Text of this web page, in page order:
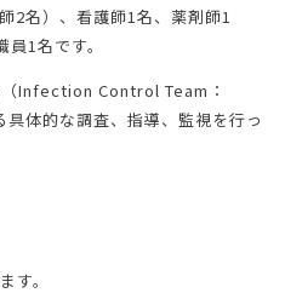
2名）、看護師1名、薬剤師1
1名です。
Infection Control Team：
体的な調査、指導、監視を行っ
す。